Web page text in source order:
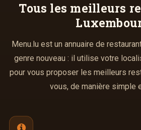
Tous les meilleurs
Menu.lu est un annuaire de
genre nouveau : il utilise votre
pour vous proposer les meilleurs
vous, de manière simple